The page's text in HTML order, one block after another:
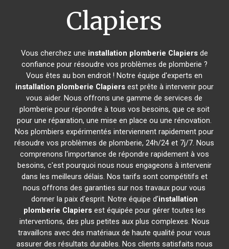
Clapiers
Vous cherchez une installation plomberie Clapiersde
confiance pour résoudre vos problèmes de plomberie ?
Vous êtes au bon endroit ! Notre équipe d'experts en
installation plomberie Clapiersest prête à intervenir pour
vous aider. Nous offrons une gamme de services de
plomberie pour répondre à tous vos besoins, que ce soit
pour une réparation, une mise en place ou une rénovation.
Nos plombiers expérimentés interviennent rapidement pour
résoudre vos problèmes de plomberie, 24h/24 et 7j/7. Nous
comprenons l'importance de répondre rapidement à vos
besoins, c'est pourquoi nous nous engageons à intervenir
dans les meilleurs délais. Nos tarifs sont compétitifs et
nous offrons des garanties sur nos travaux pour vous
donner la paix d'esprit. Notre équipe d'installation
plomberie Clapiersest équipée pour gérer toutes les
interventions, des plus petites aux plus complexes. Nous
travaillons avec des matériaux de haute qualité pour vous
assurer des résultats durables. Nos clients satisfaits nous